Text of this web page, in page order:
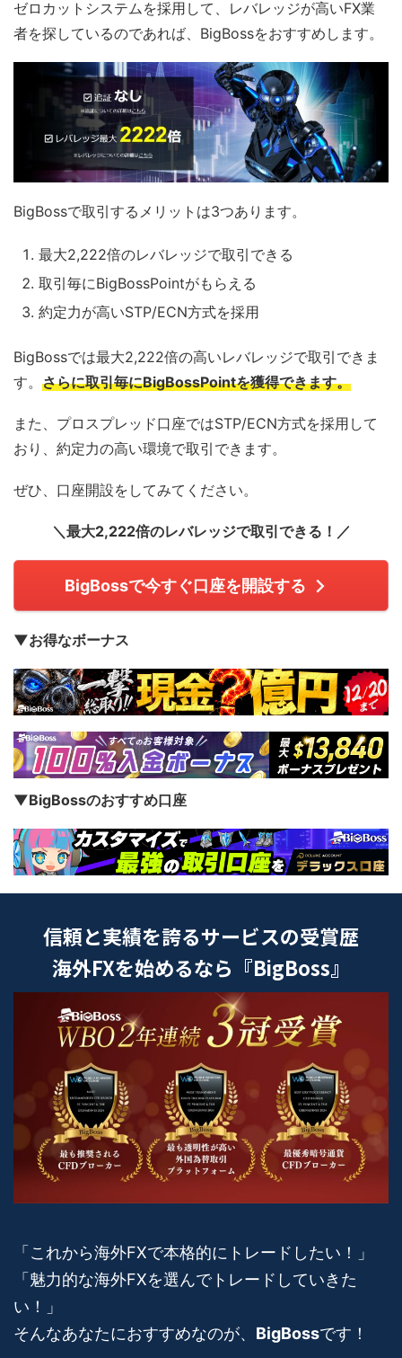
ゼロカットシステムを採用して、レバレッジが高いFX業
者を探しているのであれば、BigBossをおすすめします。
BigBossで取引するメリットは3つあります。
最大2,222倍のレバレッジで取引できる
取引毎にBigBossPointがもらえる
約定力が高いSTP/ECN方式を採用
BigBossでは最大2,222倍の高いレバレッジで取引できま
す。 さらに取引毎にBigBossPointを獲得できます。
また、プロスプレッド口座ではSTP/ECN方式を採用して
おり、約定力の高い環境で取引できます。
ぜひ、口座開設をしてみてください。
＼最大2,222倍のレバレッジで取引できる！／
BigBossで今すぐ口座を開設する
▼お得なボーナス
▼BigBossのおすすめ口座
信頼と実績を誇るサービスの受賞歴
海外FXを始めるなら『BigBoss』
「これから海外FXで本格的にトレードしたい！」
「魅力的な海外FXを選んでトレードしていきた
い！」
そんなあなたにおすすめなのが、 BigBossです！